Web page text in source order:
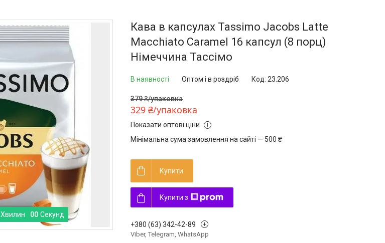
Хвилин 00 Секунд
Кава в капсулах Tassimo Jacobs Latte
Macchiato Caramel 16 капсул (8 порц)
Німеччина Тассімо
В наявності Оптом і в роздріб Код: 23.206
379 ₴/упаковка
329 ₴/упаковка
Показати оптові ціни
Мінімальна сума замовлення на сайті — 500 ₴
Купити
Купити з
+380 (63) 342-42-89
Viber, Telegram, WhatsApp